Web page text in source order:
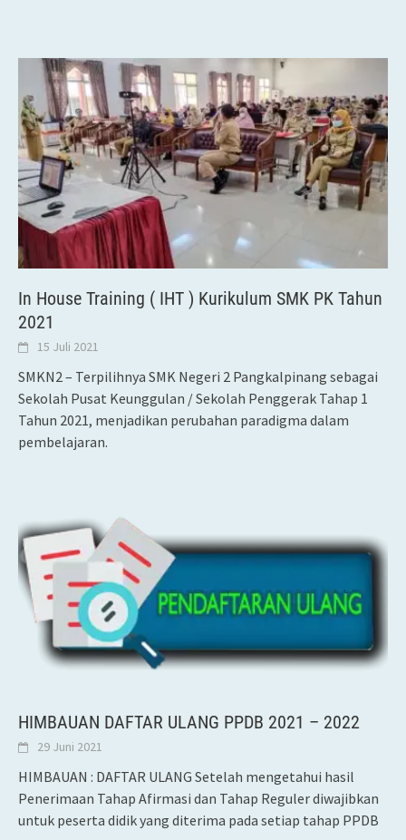
In House Training ( IHT ) Kurikulum SMK PK Tahun
2021
15 Juli 2021
SMKN2 – Terpilihnya SMK Negeri 2 Pangkalpinang sebagai
Sekolah Pusat Keunggulan / Sekolah Penggerak Tahap 1
Tahun 2021, menjadikan perubahan paradigma dalam
pembelajaran.
HIMBAUAN DAFTAR ULANG PPDB 2021 – 2022
29 Juni 2021
HIMBAUAN : DAFTAR ULANG Setelah mengetahui hasil
Penerimaan Tahap Afirmasi dan Tahap Reguler diwajibkan
untuk peserta didik yang diterima pada setiap tahap PPDB